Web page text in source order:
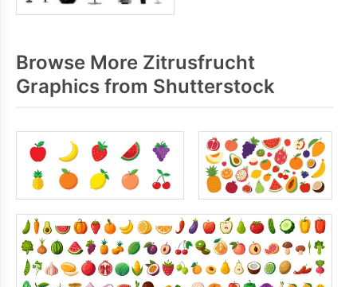
Browse More Zitrusfrucht
Graphics from Shutterstock